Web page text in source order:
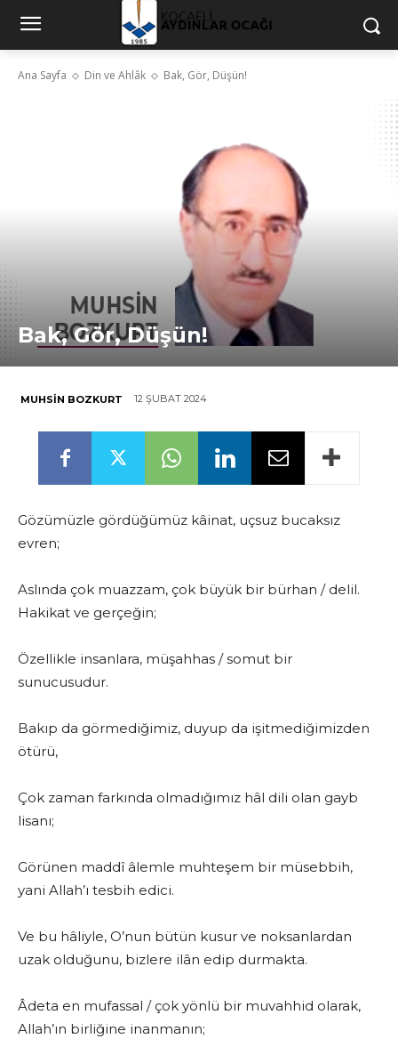
Ana Sayfa Din ve Ahlâk Bak, Gör, Düşün!
Bak, Gör, Düşün!
MUHSIN BOZKURT 12 ŞUBAT 2024
Gözümüzle gördüğümüz kâinat, uçsuz bucaksız
evren;
Aslında çok muazzam, çok büyük bir bürhan / delil.
Hakikat ve gerçeğin;
Özellikle insanlara, müşahhas / somut bir
sunucusudur.
Bakıp da görmediğimiz, duyup da işitmediğimizden
ötürü,
Çok zaman farkında olmadığımız hâl dili olan gayb
lisanı;
Görünen maddî âlemle muhteşem bir müsebbih,
yani Allah’ı tesbih edici.
Ve bu hâliyle, O’nun bütün kusur ve noksanlardan
uzak olduğunu, bizlere ilân edip durmakta.
Âdeta en mufassal / çok yönlü bir muvahhid olarak,
Allah’ın birliğine inanmanın;